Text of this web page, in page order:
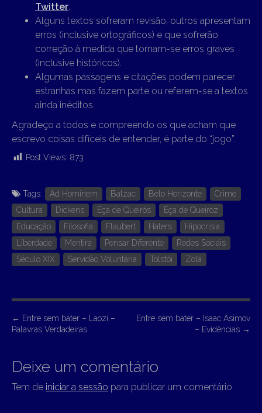
Twitter.
Alguns textos sofreram revisão, outros apresentam
erros (inclusive ortográficos) e que sofrerão
correção à medida que tornam-se erros graves
(inclusive históricos).
Algumas passagens e citações podem parecer
estranhas mas fazem parte ou referem-se a textos
ainda inéditos.
Agradeço a todos e compreendo os que acham que
escrevo coisas difíceis de entender, é parte do “jogo”.
Post Views: 873
Tags: Ad Hominem Balzac Belo Horizonte
Crime
Cultura
Dickens Eça de Queirós
Eça de Queiroz
Educação
Filosofia Flaubert Haters
Hipocrisia
Liberdade
Mentira Pensar Diferente
Redes Sociais
Século XIX
Servidão Voluntária Tolstói Zola
P
o
t
n
← Entre sem bater – Laozi –
Palavras Verdadeiras
Entre sem bater – Isaac Asimov
– Evidências →
Deixe um comentário
Tem de iniciar a sessão para publicar um comentário.